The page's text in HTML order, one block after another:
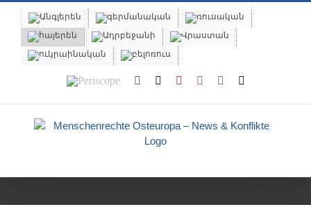
content
Periscope Facebook YouTubeInstagram